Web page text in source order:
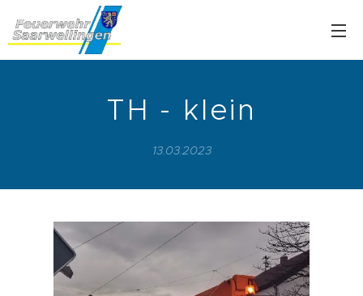
TH - klein
13.03.2023